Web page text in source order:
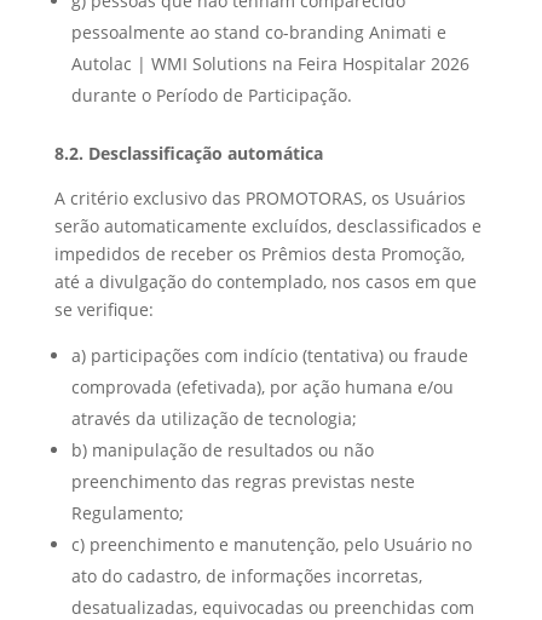
pessoalmente ao stand co-branding Animati e
Autolac | WMI Solutions na Feira Hospitalar 2026
durante o Período de Participação.
8.2. Desclassificação automática
A critério exclusivo das PROMOTORAS, os Usuários
serão automaticamente excluídos, desclassificados e
impedidos de receber os Prêmios desta Promoção,
até a divulgação do contemplado, nos casos em que
se verifique:
a) participações com indício (tentativa) ou fraude
comprovada (efetivada), por ação humana e/ou
através da utilização de tecnologia;
b) manipulação de resultados ou não
preenchimento das regras previstas neste
Regulamento;
c) preenchimento e manutenção, pelo Usuário no
ato do cadastro, de informações incorretas,
desatualizadas, equivocadas ou preenchidas com